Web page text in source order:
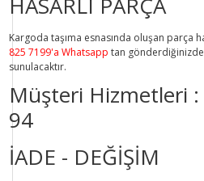
Kargoda taşıma esnasında oluşan parça
825 7199'a Whatsapp tan
sunulacaktır.
Müşteri Hizmetleri :
94
İADE - DEĞİŞİM